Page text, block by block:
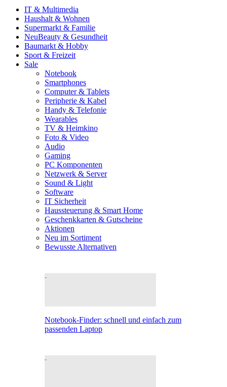
IT & Multimedia
Haushalt & Wohnen
Supermarkt & Familie
NeuBeauty & Gesundheit
Baumarkt & Hobby
Sport & Freizeit
Sale
Notebook
Smartphones
Computer & Tablets
Peripherie & Kabel
Handy & Telefonie
Wearables
TV & Heimkino
Foto & Video
Audio
Gaming
PC Komponenten
Netzwerk & Server
Sound & Light
Software
IT Sicherheit
Haussteuerung & Smart Home
Geschenkkarten & Gutscheine
Aktionen
Neu im Sortiment
Bewusste Alternativen
Notebook-Finder: schnell und einfach zum
passenden Laptop